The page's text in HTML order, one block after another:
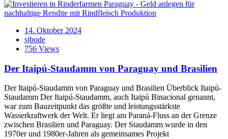
14. Oktober 2024
sjbode
756 Views
Der Itaipú-Staudamm von Paraguay und Brasilien
Der Itaipú-Staudamm von Paraguay und Brasilien Überblick Itaipú-
Staudamm Der Itaipú-Staudamm, auch Itaipú Binacional genannt,
war zum Bauzeitpunkt das größte und leistungsstärkste
Wasserkraftwerk der Welt. Er liegt am Paraná-Fluss an der Grenze
zwischen Brasilien und Paraguay. Der Staudamm wurde in den
1970er und 1980er-Jahren als gemeinsames Projekt